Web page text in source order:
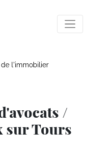
de l'immobilier
/
sur Tours